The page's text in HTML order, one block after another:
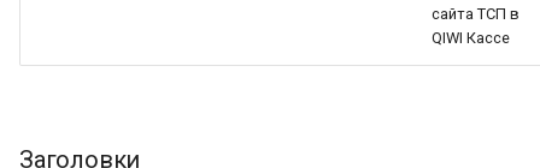
сайта ТСП в
QIWI Кассе
Заголовки